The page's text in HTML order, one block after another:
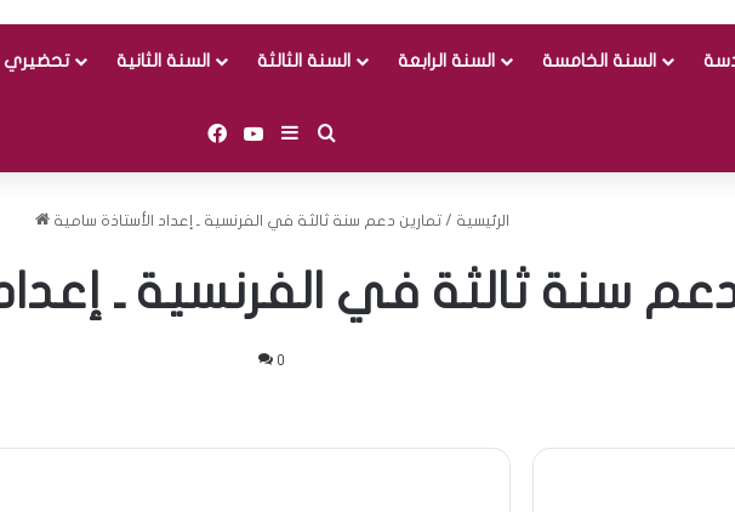
تحضيري السنة الثانية السنة الثالثة السنة الرابعة السنة الخامسة
Facebook
YouTubeSidebar (barre latérale)
الرئيسية / تمارين دعم سنة ثالثة في الفرنسية ـ إعداد الأستاذة سامية
سنة ثالثة في الفرنسية ـ
0